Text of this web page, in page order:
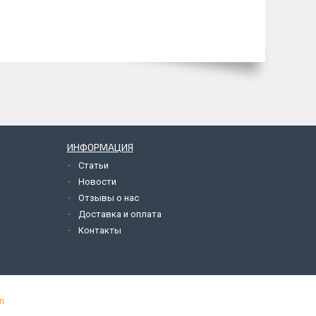
ИНФОРМАЦИЯ
Статьи
Новости
Отзывы о нас
Доставка и оплата
Контакты